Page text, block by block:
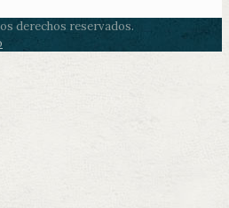
derechos reservados.